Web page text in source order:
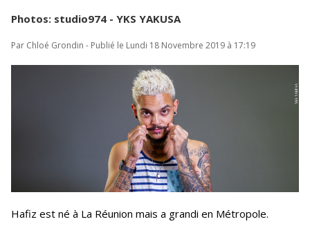
Photos: studio974 - YKS YAKUSA
Par Chloé Grondin - Publié le Lundi 18 Novembre 2019 à 17:19
Hafiz est né à La Réunion mais a grandi en Métropole.